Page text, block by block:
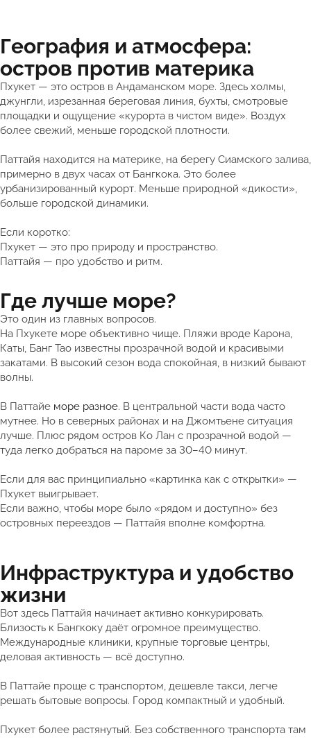
География и атмосфера:
остров против материка
Пхукет — это остров в Андаманском море. Здесь холмы,
джунгли, изрезанная береговая линия, бухты, смотровые
площадки и ощущение «курорта в чистом виде». Воздух
более свежий, меньше городской плотности.
Паттайя находится на материке, на берегу Сиамского залива,
примерно в двух часах от Бангкока. Это более
урбанизированный курорт. Меньше природной «дикости»,
больше городской динамики.
Если коротко:
Пхукет — это про природу и пространство.
Паттайя — про удобство и ритм.
Где лучше море?
Это один из главных вопросов.
На Пхукете море объективно чище. Пляжи вроде Карона,
Каты, Банг Тао известны прозрачной водой и красивыми
закатами. В высокий сезон вода спокойная, в низкий бывают
волны.
В Паттайе море разное. В центральной части вода часто
мутнее. Но в северных районах и на Джомтьене ситуация
лучше. Плюс рядом остров Ко Лан с прозрачной водой —
туда легко добраться на пароме за 30–40 минут.
Если для вас принципиально «картинка как с открытки» —
Пхукет выигрывает.
Если важно, чтобы море было «рядом и доступно» без
островных переездов — Паттайя вполне комфортна.
Инфраструктура и удобство
жизни
Вот здесь Паттайя начинает активно конкурировать.
Близость к Бангкоку даёт огромное преимущество.
Международные клиники, крупные торговые центры,
деловая активность — всё доступно.
В Паттайе проще с транспортом, дешевле такси, легче
решать бытовые вопросы. Город компактный и удобный.
Пхукет более растянутый. Без собственного транспорта там